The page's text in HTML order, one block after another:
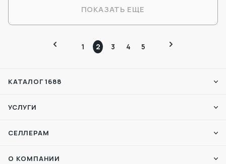
ПОКАЗАТЬ ЕЩЕ
1 2 3 4 5
КАТАЛОГ 1688
УСЛУГИ
СЕЛЛЕРАМ
О КОМПАНИИ